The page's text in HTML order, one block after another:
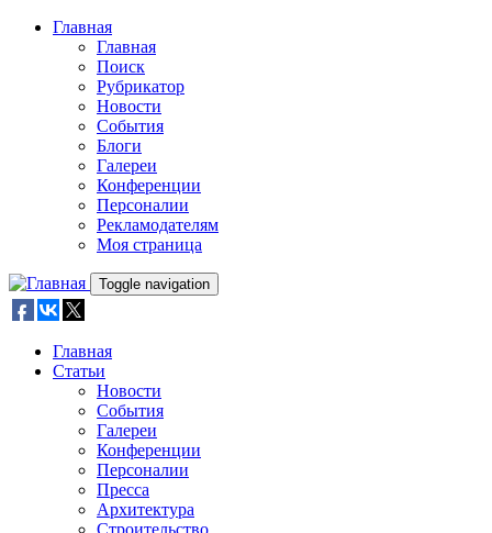
Skip to main content
Главная
Главная
Поиск
Рубрикатор
Новости
События
Блоги
Галереи
Конференции
Персоналии
Рекламодателям
Моя страница
Toggle navigation
Главная
Статьи
Новости
События
Галереи
Конференции
Персоналии
Пресса
Архитектура
Строительство